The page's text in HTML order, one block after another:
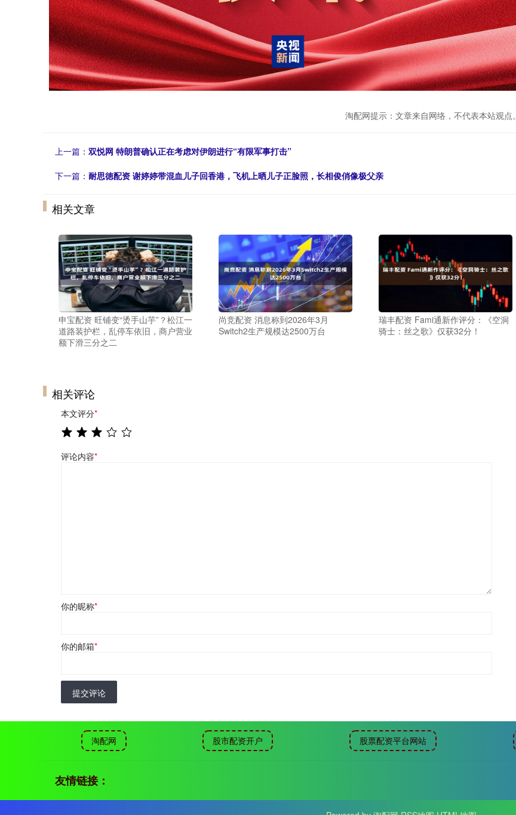
淘配网提示：文章来自网络，不代表本站观点。
上一篇： 双悦网 特朗普确认正在考虑对伊朗进行“有限军事打击”
下一篇： 耐思徳配资 谢婷婷带混血儿子回香港，飞机上晒儿子正脸照，长相俊俏像极父亲
相关文章
申宝配资 旺铺变“烫手山芋”？松江一
道路装护栏，乱停车依旧，商户营业
额下滑三分之二
尚竞配资 消息称到2026年3月
Switch2生产规模达2500万台
瑞丰配资 Fami通新作评分：《空洞
骑士：丝之歌》仅获32分！
相关评论
本文评分*
评论内容*
你的昵称*
你的邮箱*
提交评论
淘配网 股市配资开户 股票配资平台网站
友情链接：